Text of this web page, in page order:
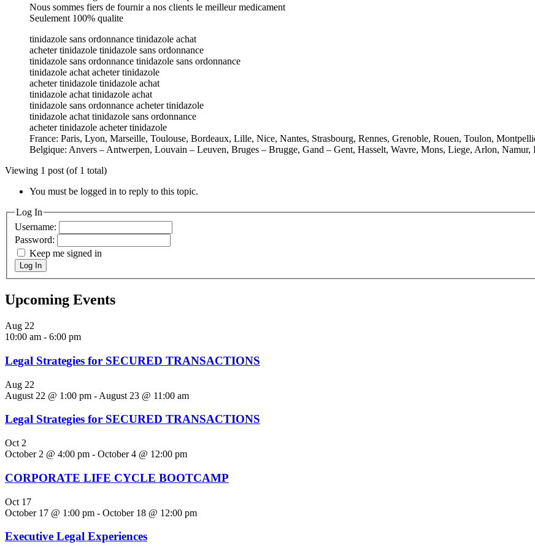
Nous sommes fiers de fournir a nos clients le meilleur medicament
Seulement 100% qualite
tinidazole sans ordonnance tinidazole achat
acheter tinidazole tinidazole sans ordonnance
tinidazole sans ordonnance tinidazole sans ordonnance
tinidazole achat acheter tinidazole
acheter tinidazole tinidazole achat
tinidazole achat tinidazole achat
tinidazole sans ordonnance acheter tinidazole
tinidazole achat tinidazole sans ordonnance
acheter tinidazole acheter tinidazole
France: Paris, Lyon, Marseille, Toulouse, Bordeaux, Lille, Nice, Nantes, Strasbourg, Rennes, Grenoble, Rouen, Toulon,
Belgique: Anvers – Antwerpen, Louvain – Leuven, Bruges – Brugge, Gand – Gent, Hasselt, Wavre, Mons, Liege, Arlon,
Viewing 1 post (of 1 total)
You must be logged in to reply to this topic.
Log In
Username:
Password:
Keep me signed in
Log In
Upcoming Events
Aug 22
10:00 am - 6:00 pm
Legal Strategies for SECURED TRANSACTIONS
Aug 22
August 22 @ 1:00 pm - August 23 @ 11:00 am
Legal Strategies for SECURED TRANSACTIONS
Oct 2
October 2 @ 4:00 pm - October 4 @ 12:00 pm
CORPORATE LIFE CYCLE BOOTCAMP
Oct 17
October 17 @ 1:00 pm - October 18 @ 12:00 pm
Executive Legal Experiences